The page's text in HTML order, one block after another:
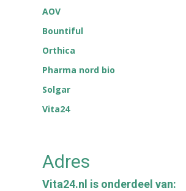
AOV
Bountiful
Orthica
Pharma nord bio
Solgar
Vita24
Adres
Vita24.nl is onderdeel van: